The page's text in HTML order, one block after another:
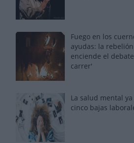
Fuego en los
ayudas: la
enciende el
carrer'
La salud mental
cinco bajas